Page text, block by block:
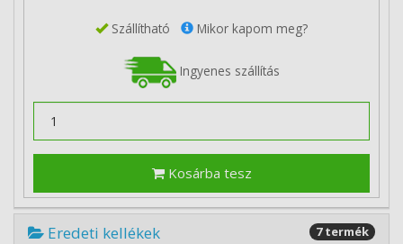
Szállítható Mikor kapom meg?
Ingyenes szállítás
Kosárba tesz
Eredeti kellékek 7 termék